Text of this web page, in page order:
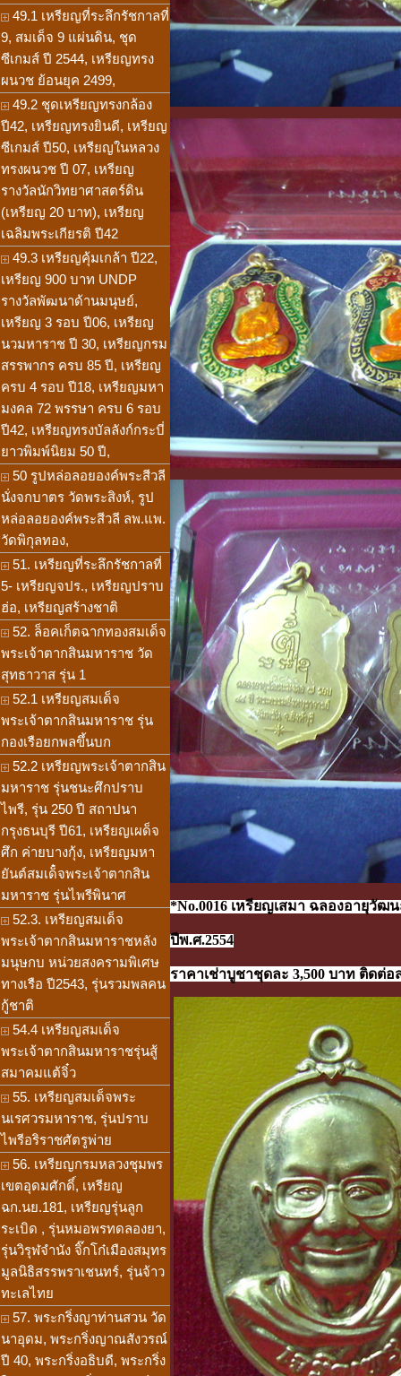
49.1 เหรียญที่ระลึกรัชกาลที่
9, สมเด็จ 9 แผ่นดิน, ชุด
ซีเกมส์ ปี 2544, เหรียญทรง
ผนวช ย้อนยุค 2499,
49.2 ชุดเหรียญทรงกล้อง
ปี42, เหรียญทรงยินดี, เหรียญ
ซีเกมส์ ปี50, เหรียญในหลวง
ทรงผนวช ปี 07, เหรียญ
รางวัลนักวิทยาศาสตร์ดิน
(เหรียญ 20 บาท), เหรียญ
เฉลิมพระเกียรติ ปี42
49.3 เหรียญคุ้มเกล้า ปี22,
เหรียญ 900 บาท UNDP
รางวัลพัฒนาด้านมนุษย์,
เหรียญ 3 รอบ ปี06, เหรียญ
นวมหาราช ปี 30, เหรียญกรม
สรรพากร ครบ 85 ปี, เหรียญ
ครบ 4 รอบ ปี18, เหรียญมหา
มงคล 72 พรรษา ครบ 6 รอบ
ปี42, เหรียญทรงบัลลังก์กระบี่
ยาวพิมพ์นิยม 50 ปี,
50 รูปหล่อลอยองค์พระสีวลี
นั่งจกบาตร วัดพระสิงห์, รูป
หล่อลอยองค์พระสีวลี ลพ.แพ.
วัดพิกุลทอง,
51. เหรียญที่ระลึกรัชกาลที่
5- เหรียญจปร., เหรียญปราบ
ฮ่อ, เหรียญสร้างชาติ
52. ล็อคเก็ตฉากทองสมเด็จ
พระเจ้าตากสินมหาราช วัด
สุทธาวาส รุ่น 1
52.1 เหรียญสมเด็จ
พระเจ้าตากสินมหาราช รุ่น
กองเรือยกพลขึ้นบก
52.2 เหรียญพระเจ้าตากสิน
มหาราช รุ่นชนะศึกปราบ
ไพรี, รุ่น 250 ปี สถาปนา
กรุงธนบุรี ปี61, เหรียญเผด็จ
ศึก ค่ายบางกุ้ง, เหรียญมหา
ยันต์สมเด็๋จพระเจ้าตากสิน
มหาราช รุ่นไพรีพินาศ
52.3. เหรียญสมเด็จ
พระเจ้าตากสินมหาราชหลัง
มนุษกบ หน่วยสงครามพิเศษ
ทางเรือ ปี2543, รุ่นรวมพลคน
กู้ชาติ
54.4 เหรียญสมเด็จ
พระเจ้าตากสินมหาราชรุ่นสู้
สมาคมแต้จิ๋ว
55. เหรียญสมเด็จพระ
นเรศวรมหาราช, รุ่นปราบ
ไพรีอริราชศัตรูพ่าย
56. เหรียญกรมหลวงชุมพร
เขตอุดมศักดิ์, เหรียญ
ฉก.นย.181, เหรียญรุ่นลูก
ระเบิด , รุ่นหมอพรทดลองยา,
รุ่นวิรุฬจำนัง จิ๊กโก๋เมืองสมุทร
มูลนิธิสรรพราเชนทร์, รุ่นจ้าว
ทะเลไทย
57. พระกริ่งญาท่านสวน วัด
นาอุดม, พระกริ่งญาณสังวรณ์
ปี 40, พระกริ่งอธิบดี, พระกริ่ง
*No.0016 เหรียญเสมา ฉลองอายุวั
ปีพ.ศ.2554
ราคาเช่าบูชาชุดละ 3,500 บาท ติดต่อ